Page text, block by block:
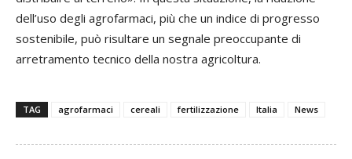
dell’uso degli agrofarmaci, più che un indice di progresso
sostenibile, può risultare un segnale preoccupante di
arretramento tecnico della nostra agricoltura.
TAG agrofarmaci cereali fertilizzazione Italia News